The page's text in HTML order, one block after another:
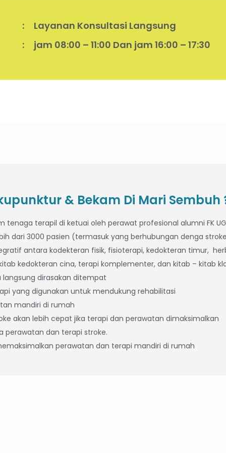
:
Layanan Konsultasi Langsung
:
jam 08:00 – 11:00 Dan jam 16:00 – 17:30
& Bekam Di Mari Sembuh
tenaga terapil di ketuai oleh perawat profesional alumni FK
dari 3000 pasien (termasuk yang berhubungan denga
antara kodekteran fisik, fisioterapi, kedokteran timur,
kedokteran cina, terapi komplementer, dan kitab – kitab
langsung dirasakan ditempat
yang digunakan untuk mendukung rehabilitasi
mandiri di rumah
akan lebih cepat jika terapi dan perawatan dimaksimalkan
perawatan dan terapi stroke.
perawatan dan terapi mandiri di rumah